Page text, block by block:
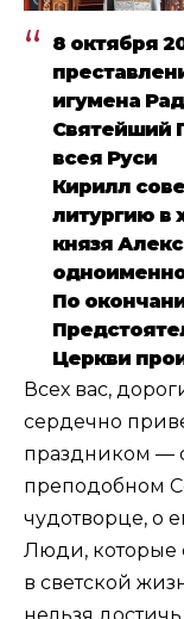
8 октября
игумена
Святейший
всея Руси
Кирилл
литургию в
князя
По
Церкви
Всех вас,
сердечно
праздником —
преподобном
чудотворце, о
Люди, которые
в светской